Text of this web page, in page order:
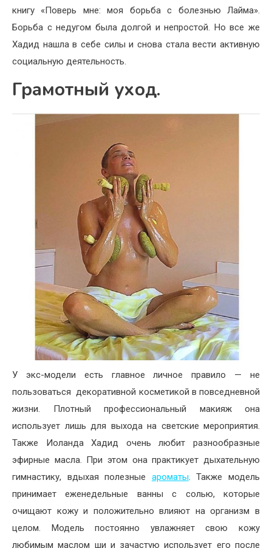
книгу «Поверь мне: моя борьба с болезнью Лайма».
Борьба с недугом была долгой и непростой. Но все же
Хадид нашла в себе силы и снова стала вести активную
социальную деятельность.
Грамотный уход.
У экс-модели есть главное личное правило — не
пользоваться декоративной косметикой в повседневной
жизни. Плотный профессиональный макияж она
использует лишь для выхода на светские мероприятия.
Также Иоланда Хадид очень любит разнообразные
эфирные масла. При этом она практикует дыхательную
гимнастику, вдыхая полезные ароматы. Также модель
принимает еженедельные ванны с солью, которые
очищают кожу и положительно влияют на организм в
целом. Модель постоянно увлажняет свою кожу
любимым маслом ши и зачастую использует его после